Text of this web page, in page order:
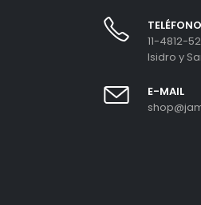
TELÉFONO
11-4812-
Isidro y
E-MAIL